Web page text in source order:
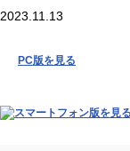
2023.11.13
PC版を見る